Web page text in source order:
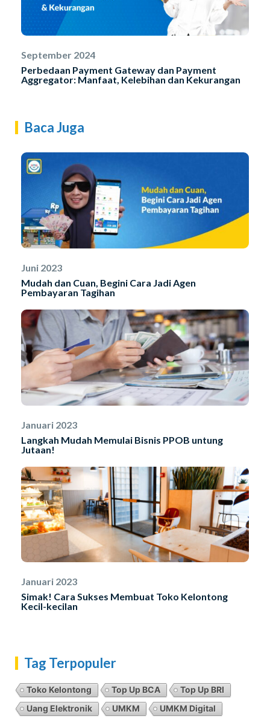
September 2024
Perbedaan Payment Gateway dan Payment
Aggregator: Manfaat, Kelebihan dan Kekurangan
Baca Juga
Juni 2023
Mudah dan Cuan, Begini Cara Jadi Agen
Pembayaran Tagihan
Januari 2023
Langkah Mudah Memulai Bisnis PPOB untung
Jutaan!
Januari 2023
Simak! Cara Sukses Membuat Toko Kelontong
Kecil-kecilan
Tag Terpopuler
Toko Kelontong Top Up BCA
Top Up BRI
Uang Elektronik
UMKM
UMKM Digital